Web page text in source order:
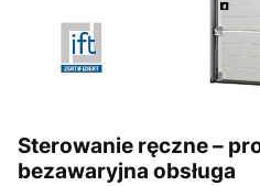
Sterowanie ręczne –
bezawaryjna obsługa